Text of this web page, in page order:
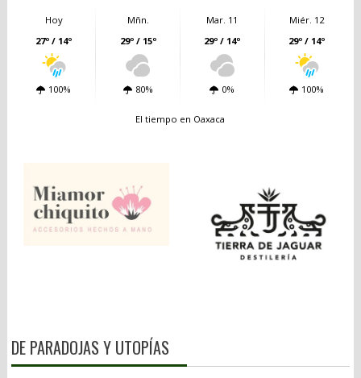
Hoy
27º / 14º
100%
Mñn.
29º / 15º
80%
Mar. 11
29º / 14º
0%
Miér. 12
29º / 14º
100%
El tiempo en Oaxaca
DE PARADOJAS Y UTOPÍAS